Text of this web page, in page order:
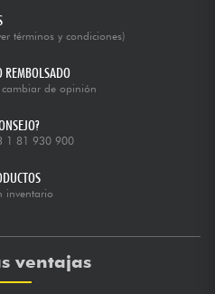
términos y condiciones)
REMBOLSADO
de opinión
1 81 930 900
inventario
ventajas